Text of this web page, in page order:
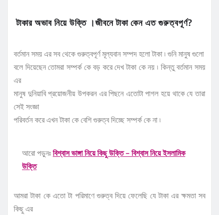
টাকার অভাব নিয়ে উক্তি ।জীবনে টাকা কেন এত গুরুত্বপূর্ণ?
বর্তমান সময় এর সব থেকে গুরুত্বপূর্ণ মূল্যবান সম্পদ হলো টাকা ৷ গুনি মানুষ গুলো
বলে দিয়েছেন তোমরা সম্পর্ক কে বড় করে দেখ টাকা কে নয় ৷ কিন্তু বর্তমান সময়
এর
মানুষ দুনিয়াবি প্রয়োজনীয় উপকরন এর পিছনে এতোটা পাগল হয়ে থাকে যে তারা
সেই সংজ্ঞা
পরিবর্তন করে এখন টাকা কে বেশি গুরুত্ব দিচ্ছে সম্পর্ক কে না ৷
আরো পড়ুনঃবিশ্বাস ভাঙ্গা নিয়ে কিছু উক্তি – বিশ্বাস নিয়ে ইসলামিক
উক্তি
আমরা টাকা কে এতো টা পরিমাণে গুরুত্ব দিয়ে ফেলেছি যে টাকা এর ক্ষমতা সব
কিছু এর